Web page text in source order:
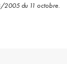
2005 du 11 octobre.